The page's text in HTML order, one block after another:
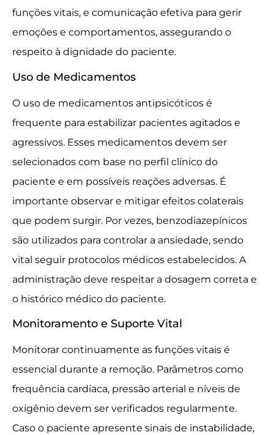
funções vitais, e comunicação efetiva para gerir
emoções e comportamentos, assegurando o
respeito à dignidade do paciente.
Uso de Medicamentos
O uso de medicamentos antipsicóticos é
frequente para estabilizar pacientes agitados e
agressivos. Esses medicamentos devem ser
selecionados com base no perfil clínico do
paciente e em possíveis reações adversas. É
importante observar e mitigar efeitos colaterais
que podem surgir. Por vezes, benzodiazepínicos
são utilizados para controlar a ansiedade, sendo
vital seguir protocolos médicos estabelecidos. A
administração deve respeitar a dosagem correta e
o histórico médico do paciente.
Monitoramento e Suporte Vital
Monitorar continuamente as funções vitais é
essencial durante a remoção. Parâmetros como
frequência cardíaca, pressão arterial e níveis de
oxigênio devem ser verificados regularmente.
Caso o paciente apresente sinais de instabilidade,